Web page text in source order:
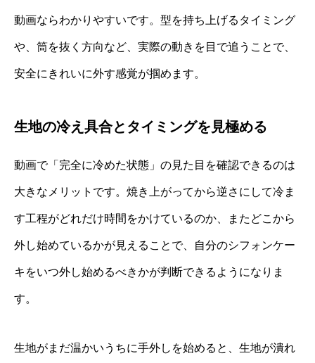
動画ならわかりやすいです。型を持ち上げるタイミング
や、筒を抜く方向など、実際の動きを目で追うことで、
安全にきれいに外す感覚が掴めます。
生地の冷え具合とタイミングを見極める
動画で「完全に冷めた状態」の見た目を確認できるのは
大きなメリットです。焼き上がってから逆さにして冷ま
す工程がどれだけ時間をかけているのか、またどこから
外し始めているかが見えることで、自分のシフォンケー
キをいつ外し始めるべきかが判断できるようになりま
す。
生地がまだ温かいうちに手外しを始めると、生地が潰れ